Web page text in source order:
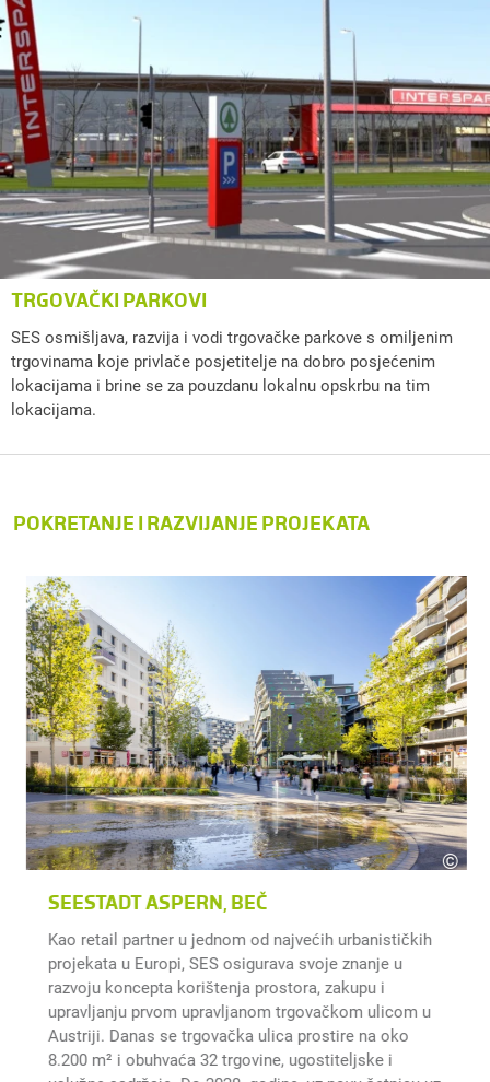
TRGOVAČKI PARKOVI
SES osmišljava, razvija i vodi trgovačke parkove s omiljenim
trgovinama koje privlače posjetitelje na dobro posjećenim
lokacijama i brine se za pouzdanu lokalnu opskrbu na tim
lokacijama.
POKRETANJE I RAZVIJANJE PROJEKATA
©
SEESTADT ASPERN, BEČ
Kao retail partner u jednom od najvećih urbanističkih
projekata u Europi, SES osigurava svoje znanje u
razvoju koncepta korištenja prostora, zakupu i
upravljanju prvom upravljanom trgovačkom ulicom u
Austriji. Danas se trgovačka ulica prostire na oko
8.200 m² i obuhvaća 32 trgovine, ugostiteljske i